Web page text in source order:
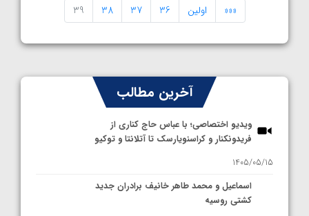
««« اولین 36
37
38
39
آخرین مطالب
ویدیو اختصاصی؛ با عباس حاج کناری از
فریدونکنار و کراسنویارسک تا آتلانتا و توکیو
1405/05/15
اسماعیل و محمد طاهر خانیف برادران جدید
کشتی روسیه